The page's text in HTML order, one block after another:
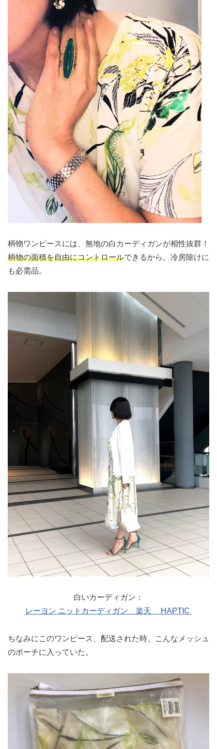
柄物ワンピースには、無地の白カーディガンが相性抜群！
柄物の面積を自由にコントロールできるから。冷房除けに
も必需品。
白いカーディガン：
レーヨン ニットカーディガン 楽天 HAPTIC
ちなみにこのワンピース、配送された時、こんなメッシュ
のポーチに入っていた。